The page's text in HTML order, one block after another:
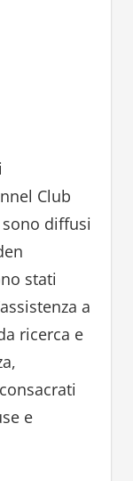
Club
diffusi
stati
a
ricerca e
e